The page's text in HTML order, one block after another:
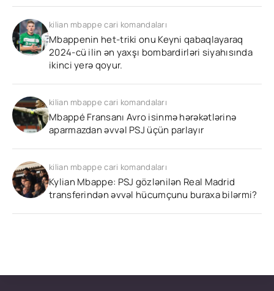
kilian mbappe cari komandaları
Mbappenin het-triki onu Keyni qabaqlayaraq
2024-cü ilin ən yaxşı bombardirləri siyahısında
ikinci yerə qoyur.
kilian mbappe cari komandaları
Mbappé Fransanı Avro isinmə hərəkətlərinə
aparmazdan əvvəl PSJ üçün parlayır
kilian mbappe cari komandaları
Kylian Mbappe: PSJ gözlənilən Real Madrid
transferindən əvvəl hücumçunu buraxa bilərmi?